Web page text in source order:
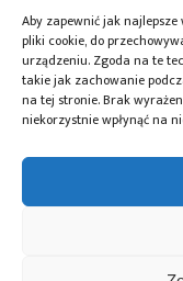
Aby zapewnić jak
pliki cookie, do
urządzeniu. Zgoda na te
takie jak zachowanie
na tej stronie. Brak
niekorzystnie wpłynąć na
Przeczytaj również: